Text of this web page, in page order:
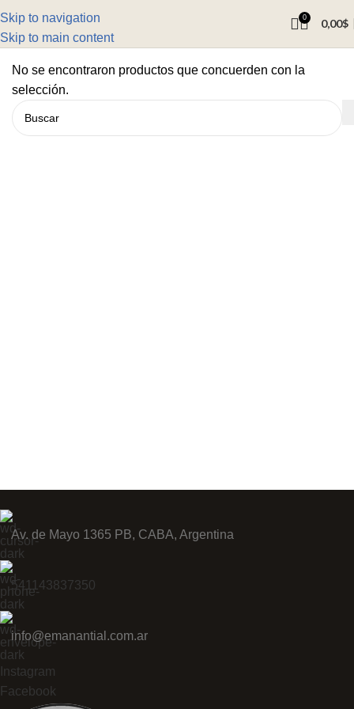
Skip to navigation
Skip to main content
0 0,00$
No se encontraron productos que concuerden con la
selección.
Av. de Mayo 1365 PB, CABA, Argentina
541143837350
info@emanantial.com.ar
Instagram
Facebook